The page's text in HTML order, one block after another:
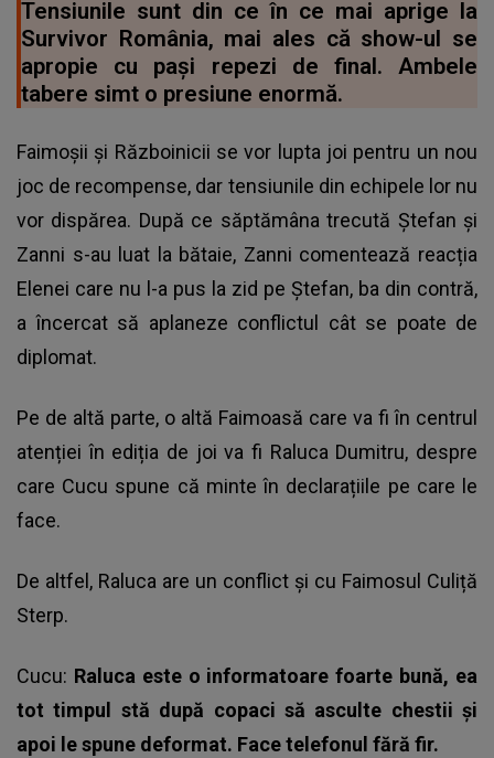
Tensiunile sunt din ce în ce mai aprige la
Survivor România, mai ales că show-ul se
apropie cu pași repezi de final. Ambele
tabere simt o presiune enormă.
Faimoșii și Războinicii se vor lupta joi pentru un nou
joc de recompense, dar tensiunile din echipele lor nu
vor dispărea. După ce săptămâna trecută Ștefan și
Zanni s-au luat la bătaie, Zanni comentează reacția
Elenei care nu l-a pus la zid pe Ștefan, ba din contră,
a încercat să aplaneze conflictul cât se poate de
diplomat.
Pe de altă parte, o altă Faimoasă care va fi în centrul
atenției în ediția de joi va fi Raluca Dumitru, despre
care Cucu spune că minte în declarațiile pe care le
face.
De altfel, Raluca are un conflict și cu Faimosul Culiță
Sterp.
Cucu: Raluca este o informatoare foarte bună, ea
tot timpul stă după copaci să asculte chestii şi
apoi le spune deformat. Face telefonul fără fir.